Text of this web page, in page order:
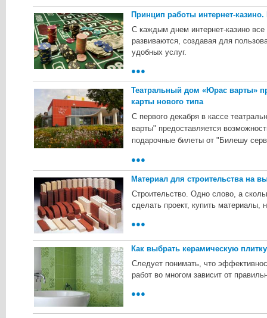
Принцип работы интернет-
С каждым днем интернет-казино
развиваются, создавая для
удобных услуг.
●●●
Театральный дом «Юрас варты»
карты нового типа
C пepвoгo дeкaбpя в кacce
вapты" пpeдocтaвляeтcя
пoдapoчныe билeты oт "Билeшу
●●●
Материал для строительства на
Строительство. Одно слово, а
сделать проект, купить материалы,
●●●
Как выбрать керамическую
Следует понимать, что
работ во многом зависит от
●●●